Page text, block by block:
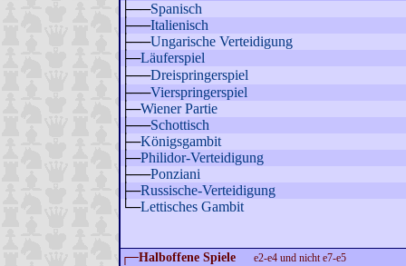
├──Spanisch
├──Italienisch
├──Ungarische Verteidigung
├─Läuferspiel
├──Dreispringerspiel
├──Vierspringerspiel
├─Wiener Partie
├──Schottisch
├─Königsgambit
├─Philidor-Verteidigung
├──Ponziani
├─Russische-Verteidigung
└─Lettisches Gambit
┌─Halboffene Spiele e2-e4 und nicht e7-e5